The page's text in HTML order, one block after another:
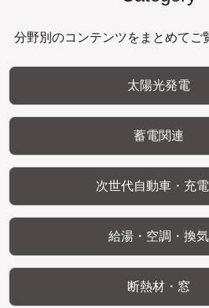
分野別のコンテンツをまとめてご
太陽光発電
蓄電関連
次世代自動車・充
給湯・空調・換気
断熱材・窓